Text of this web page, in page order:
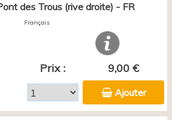
des Trous (rive droite) - FR
Français
Prix : 9,00 €
Ajouter